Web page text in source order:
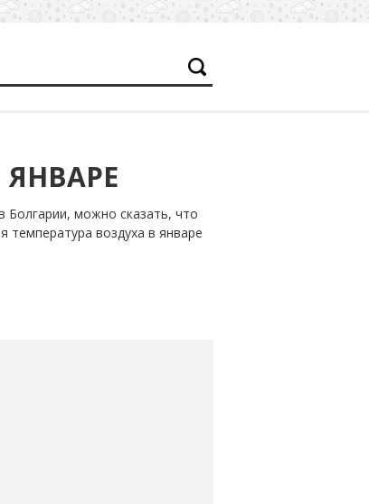
можно сказать, что
температура воздуха в январе